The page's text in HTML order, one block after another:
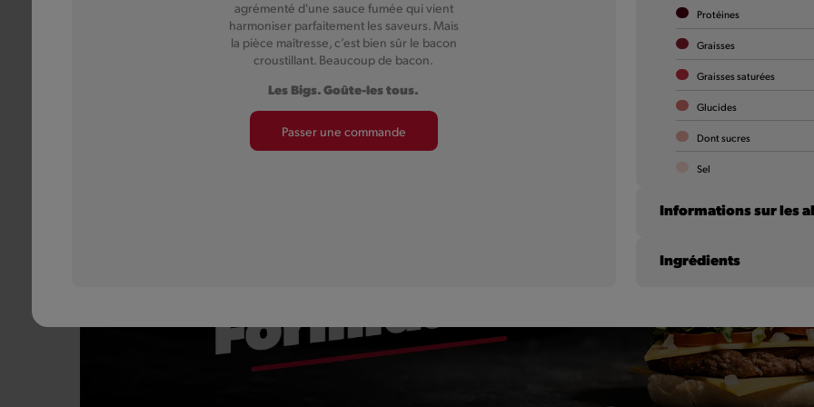
Deux délicieux morceaux de poulet pané, de la
sauce Giant. Tout ça dans une tortilla !
agrémenté d'une sauce fumée qui vient
harmoniser parfaitement les saveurs. Mais
la pièce maîtresse, c’est bien sûr le bacon
croustillant. Beaucoup de bacon.
Les Bigs. Goûte-les tous.
Passer une commande
Protéines
Graisses
Graisses saturées
Glucides
Dont sucres
Sel
Informations sur les
Lait de vache et
Gluten
Ingrédients